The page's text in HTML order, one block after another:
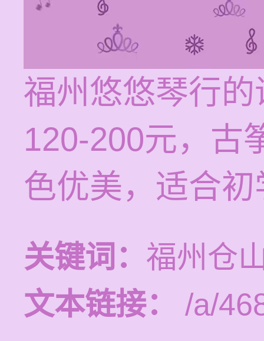
福州悠悠琴行
120-200元，古
色优美，适合
关键词： 福州仓
文本链接：
/a/